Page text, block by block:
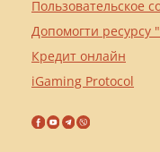
Пользовательское
Допомогти ресурсу
Кредит онлайн
iGaming Protocol